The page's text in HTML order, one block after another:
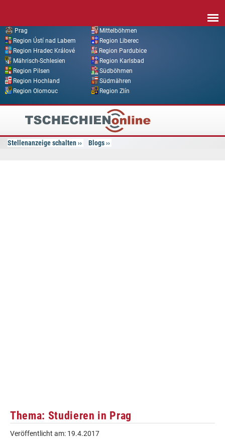
Prag
Mittelböhmen
Region Ústí nad Labem
Region Liberec
Region Hradec Králové
Region Pardubice
Mährisch-Schlesien
Region Karlsbad
Region Pilsen
Südböhmen
Region Hochland
Südmähren
Region Olomouc
Region Zlín
Tschechien
Online
Stellenanzeige schalten Blogs
Thema: Studieren in Prag
Veröffentlicht am: 19.4.2017